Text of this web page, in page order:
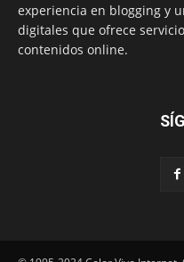
experiencia en blogging y
digitales que ofrece
contenidos online.